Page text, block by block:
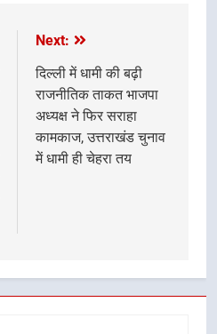
Next:
दिल्ली में धामी की बढ़ी
राजनीतिक ताकत भाजपा
अध्यक्ष ने फिर सराहा
कामकाज, उत्तराखंड चुनाव
में धामी ही चेहरा तय